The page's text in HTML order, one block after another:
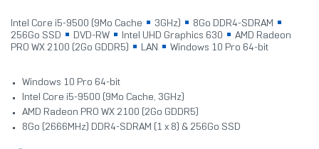
Intel Core i5-9500 (9Mo Cache 3GHz)
8Go DDR4-SDRAM
256Go SSD
DVD-RW Intel UHD Graphics 630
AMD Radeon
PRO WX 2100 (2Go GDDR5)
LAN Windows 10 Pro 64-bit
Windows 10 Pro 64-bit
Intel Core i5-9500 (9Mo Cache, 3GHz)
AMD Radeon PRO WX 2100 (2Go GDDR5)
8Go (2666MHz) DDR4-SDRAM (1 x 8) & 256Go SSD